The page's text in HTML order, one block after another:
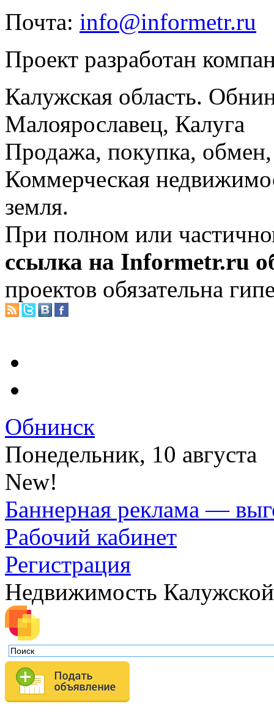
Почта: info@informetr.ru
Проект разработан
Калужская область.
Малоярославец, Калуга
Продажа, покупка, обмен,
Коммерческая
земля.
При полном или
ссылка на Informetr.ru
проектов обязательна
Обнинск
Понедельник, 10 августа
New!
Баннерная реклама —
Рабочий кабинет
Регистрация
Недвижимость